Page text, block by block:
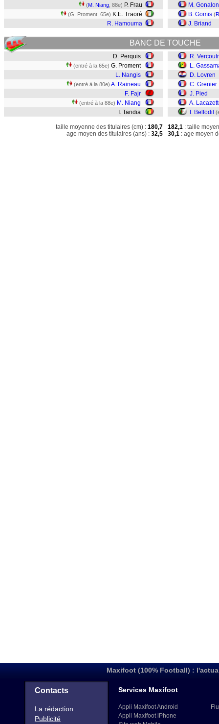
(M. Niang , 88e) P. Frau
(G. Proment, 65e) K.E. Traoré
R. Hamouma
M.
B. Gomis (
J. Briand
BANC DE TOUCHE
D. Perquis
(entré à la 65e) G. Proment
L. Nangis
(entré à la 80e) A. Raineau
F. Fajr
(entré à la 88e) M. Niang
I. Tandia
taille moyenne des titulaires (cm) : 180,7
age moyen des titulaires (ans) : 32,5
R.
L.
D. Lovren
C. Grenier
J. Pied
A.
I. Belfodil
182,1 : taille
30,1 : age moyen
Maxifoot (100% Football) :
Contacts
La rédaction
Publicité
Services Maxifoot
Appli Maxifoot Android
Appli Maxifoot iPhone